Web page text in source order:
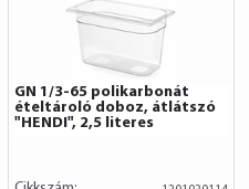
GN 1/3-65 polikarbonát
ételtároló doboz, átlátszó
"HENDI", 2,5 literes